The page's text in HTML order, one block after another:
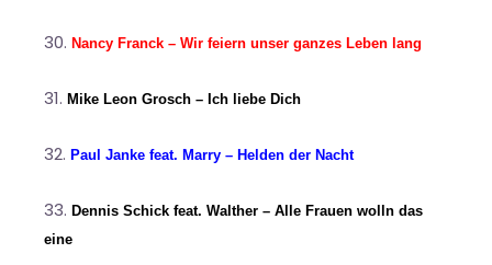
Nancy Franck – Wir feiern unser ganzes Leben lang
Mike Leon Grosch – Ich liebe Dich
Paul Janke feat. Marry – Helden der Nacht
Dennis Schick feat. Walther – Alle Frauen wolln das
eine